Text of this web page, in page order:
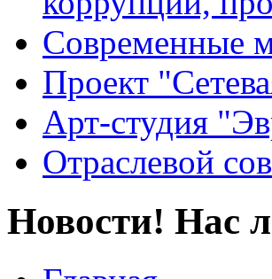
Современные
Проект
Арт-студия
Отраслевой
Новости! Нас